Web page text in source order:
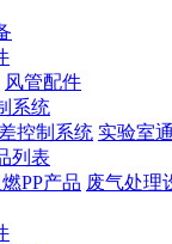
风管配件
系统
控制系统 实验室
列表
PP产品 废气处理